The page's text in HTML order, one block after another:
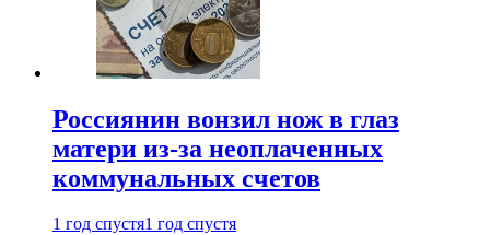
Россиянин вонзил нож в глаз
матери из-за неоплаченных
коммунальных счетов
1 год спустя1 год спустя